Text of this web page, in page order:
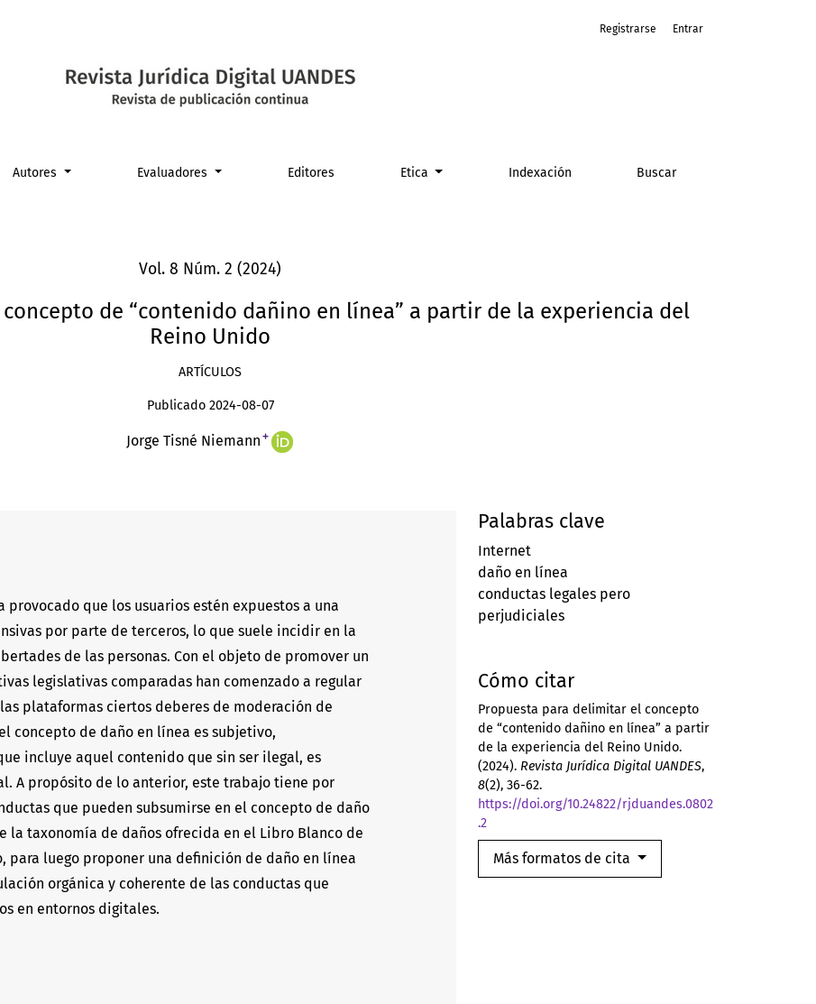
dañino en línea” a partir de la experiencia del Reino Unido
Autores Evaluadores Editores Etica Indexación Buscar
Registrarse Entrar
Vol. 8 Núm. 2 (2024)
de “contenido dañino en línea” a partir de la experiencia del
Reino Unido
ARTÍCULOS
Publicado 2024-08-07
Jorge Tisné Niemann +
Palabras clave
Internet
daño en línea
conductas legales pero
perjudiciales
Cómo citar
Propuesta para delimitar el concepto
de “contenido dañino en línea” a partir
de la experiencia del Reino Unido.
(2024). Revista Jurídica Digital UANDES,
8(2), 36-62.
https://doi.org/10.24822/rjduandes.0802
.2
Más formatos de cita
que los usuarios estén expuestos a una
por parte de terceros, lo que suele incidir en la
de las personas. Con el objeto de promover un
legislativas comparadas han comenzado a regular
plataformas ciertos deberes de moderación de
concepto de daño en línea es subjetivo,
incluye aquel contenido que sin ser ilegal, es
A propósito de lo anterior, este trabajo tiene por
que pueden subsumirse en el concepto de daño
la taxonomía de daños ofrecida en el Libro Blanco de
para luego proponer una definición de daño en línea
orgánica y coherente de las conductas que
en entornos digitales.